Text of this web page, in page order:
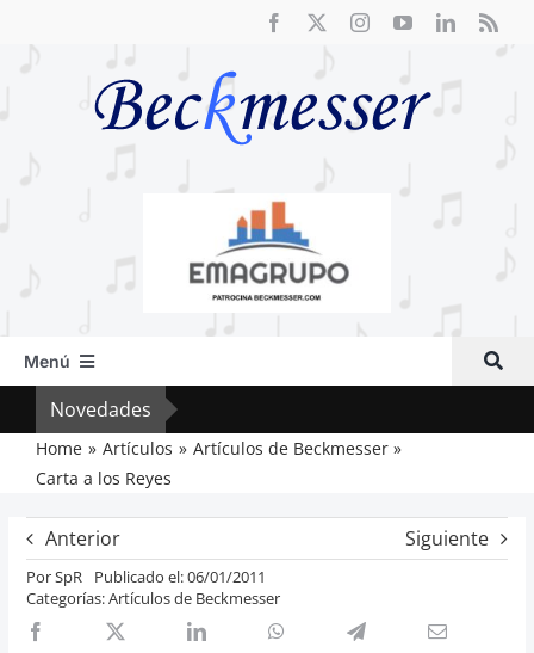
Menú
Inicio
Actual
Artículos
Crítica
Previos de ópera
Entrevistas
Recomendación
Novedades
Home Artículos
Artículos de Beckmesser
Carta a los Reyes
Anterior Siguiente
PorSpR
Publicado el: 06/01/2011
Categorías:Artículos de Beckmesser